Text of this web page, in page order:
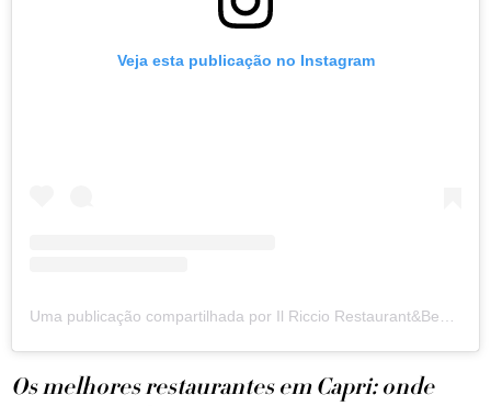
Veja esta publicação no Instagram
Os melhores restaurantes em Capri: onde